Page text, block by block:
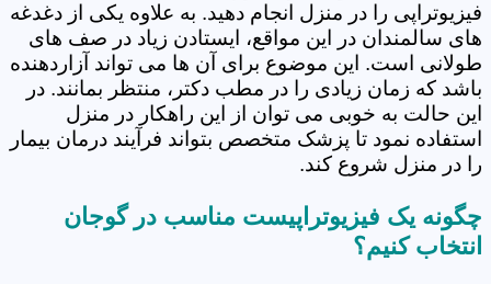
فیزیوتراپی را در منزل انجام دهید. به علاوه یکی از دغدغه
های سالمندان در این مواقع، ایستادن زیاد در صف های
طولانی است. این موضوع برای آن ها می تواند آزاردهنده
باشد که زمان زیادی را در مطب دکتر، منتظر بمانند. در
این حالت به خوبی می توان از این راهکار در منزل
استفاده نمود تا پزشک متخصص بتواند فرآیند درمان بیمار
را در منزل شروع کند.
چگونه یک فیزیوتراپیست مناسب در گوجان
انتخاب کنیم؟